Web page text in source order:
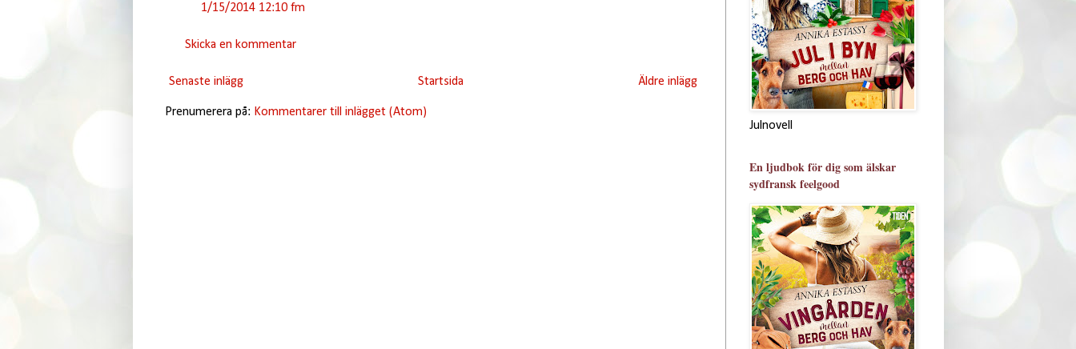
1/15/2014 12:10 fm
Skicka en kommentar
Senaste inlägg Äldre inlägg
Startsida
Prenumerera på: Kommentarer till inlägget (Atom)
Julnovell
En ljudbok för dig som älskar
sydfransk feelgood